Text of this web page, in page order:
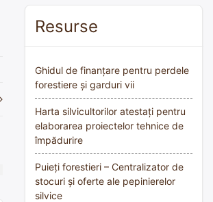
Resurse
Ghidul de finanțare pentru perdele
forestiere și garduri vii
Harta silvicultorilor atestați pentru
elaborarea proiectelor tehnice de
împădurire
Puieți forestieri – Centralizator de
stocuri și oferte ale pepinierelor
silvice